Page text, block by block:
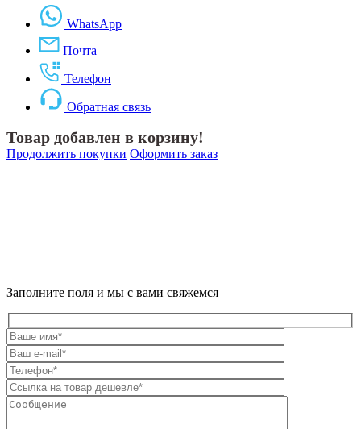
WhatsApp
Почта
Телефон
Обратная связь
Товар добавлен в корзину!
Продолжить покупки Оформить заказ
Заполните поля и мы с вами свяжемся